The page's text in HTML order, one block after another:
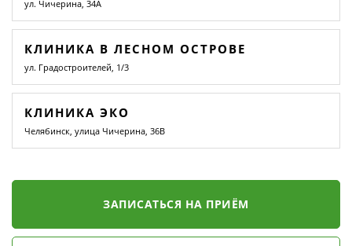
ул. Чичерина, 34А
КЛИНИКА В ЛЕСНОМ ОСТРОВЕ
ул. Градостроителей, 1/3
КЛИНИКА ЭКО
Челябинск, улица Чичерина, 36В
ЗАПИСАТЬСЯ НА ПРИЁМ